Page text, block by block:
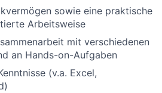
sowie eine praktische
Arbeitsweise
mit verschiedenen
an Hands-on-Aufgaben
(v.a. Excel,